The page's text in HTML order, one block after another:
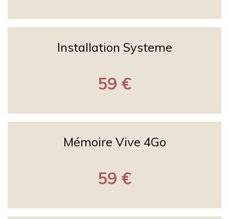
Installation Systeme
59 €
Mémoire Vive 4Go
59 €